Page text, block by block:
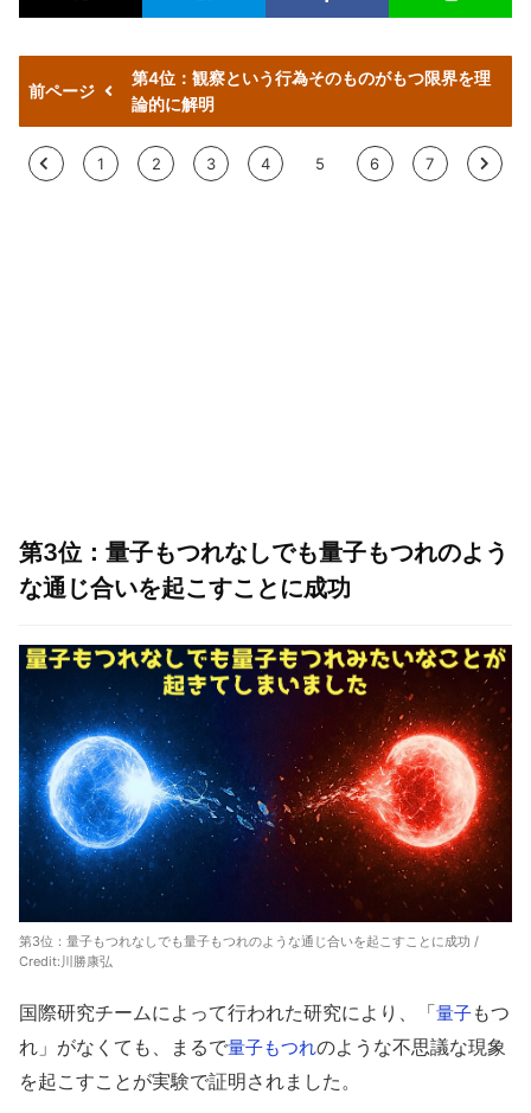
前ページ
第4位：観察という行為そのものがもつ限界を理
論的に解明
< 1 2 3 4 5 6 7 >
第3位：量子もつれなしでも量子もつれのよう
な通じ合いを起こすことに成功
第3位：量子もつれなしでも量子もつれのような通じ合いを起こすことに成功 /
Credit:川勝康弘
国際研究チームによって行われた研究により、「量子もつ
れ」がなくても、まるで量子もつれのような不思議な現象
を起こすことが実験で証明されました。